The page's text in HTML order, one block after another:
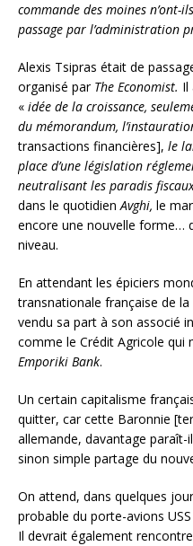
commande des moines n’ont-
passage par l’administration
Alexis Tsipras était de
organisé par The Economist. Il
« idée de la croissance,
du mémorandum,
transactions financières], le
place d’une législation
neutralisant les paradis
dans le quotidienAvghi, le
encore une nouvelle forme…
niveau.
En attendant les épiciers
transnationale française de
vendu sa part à son associé
comme le Crédit Agricole qui
Emporiki Bank.
Un certain capitalisme
quitter, car cette Baronnie
allemande, davantage paraît-
sinon simple partage du
On attend, dans quelques
probable du porte-avions
Il devrait également